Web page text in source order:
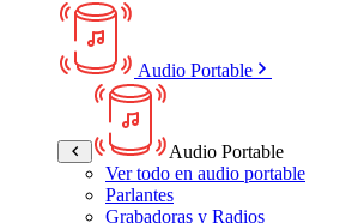
Audio Portable
Audio Portable
Ver todo en audio portable
Parlantes
Grabadoras y Radios